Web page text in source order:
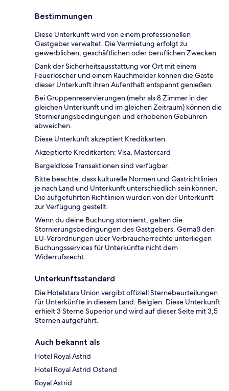
Bestimmungen
Diese Unterkunft wird von einem professionellen
Gastgeber verwaltet. Die Vermietung erfolgt zu
gewerblichen, geschäftlichen oder beruflichen Zwecken.
Dank der Sicherheitsausstattung vor Ort mit einem
Feuerlöscher und einem Rauchmelder können die Gäste
dieser Unterkunft ihren Aufenthalt entspannt genießen.
Bei Gruppenreservierungen (mehr als 8 Zimmer in der
gleichen Unterkunft und im gleichen Zeitraum) können die
Stornierungsbedingungen und erhobenen Gebühren
abweichen.
Diese Unterkunft akzeptiert Kreditkarten.
Akzeptierte Kreditkarten: Visa, Mastercard
Bargeldlose Transaktionen sind verfügbar.
Bitte beachte, dass kulturelle Normen und Gastrichtlinien
je nach Land und Unterkunft unterschiedlich sein können.
Die aufgeführten Richtlinien wurden von der Unterkunft
zur Verfügung gestellt.
Wenn du deine Buchung stornierst, gelten die
Stornierungsbedingungen des Gastgebers. Gemäß den
EU-Verordnungen über Verbraucherrechte unterliegen
Buchungsservices für Unterkünfte nicht dem
Widerrufsrecht.
Unterkunftsstandard
Die Hotelstars Union vergibt offiziell Sternebeurteilungen
für Unterkünfte in diesem Land: Belgien. Diese Unterkunft
erhielt 3 Sterne Superior und wird auf dieser Seite mit 3,5
Sternen aufgeführt.
Auch bekannt als
Hotel Royal Astrid
Hotel Royal Astrid Ostend
Royal Astrid